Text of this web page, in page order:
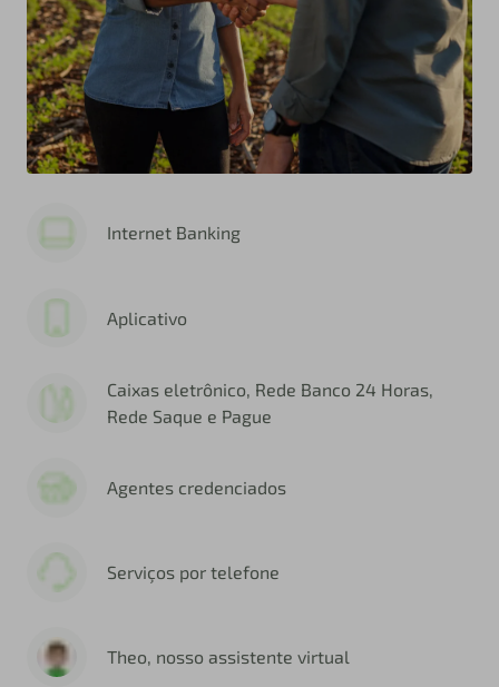
Internet Banking
Aplicativo
Caixas eletrônico, Rede Banco 24 Horas,
Rede Saque e Pague
Agentes credenciados
Serviços por telefone
Theo, nosso assistente virtual